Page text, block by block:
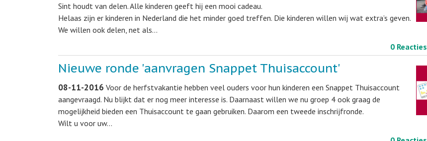
Sint houdt van delen. Alle kinderen geeft hij een mooi cadeau.
Helaas zijn er kinderen in Nederland die het minder goed treffen. Die kinderen willen wij wat extra’s geven.
We willen ook delen, net als…
0 Reacties
Nieuwe ronde 'aanvragen Snappet Thuisaccount'
08-11-2016 Voor de herfstvakantie hebben veel ouders voor hun kinderen een Snappet Thuisaccount
aangevraagd. Nu blijkt dat er nog meer interesse is. Daarnaast willen we nu groep 4 ook graag de
mogelijkheid bieden een Thuisaccount te gaan gebruiken. Daarom een tweede inschrijfronde.
Wilt u voor uw…